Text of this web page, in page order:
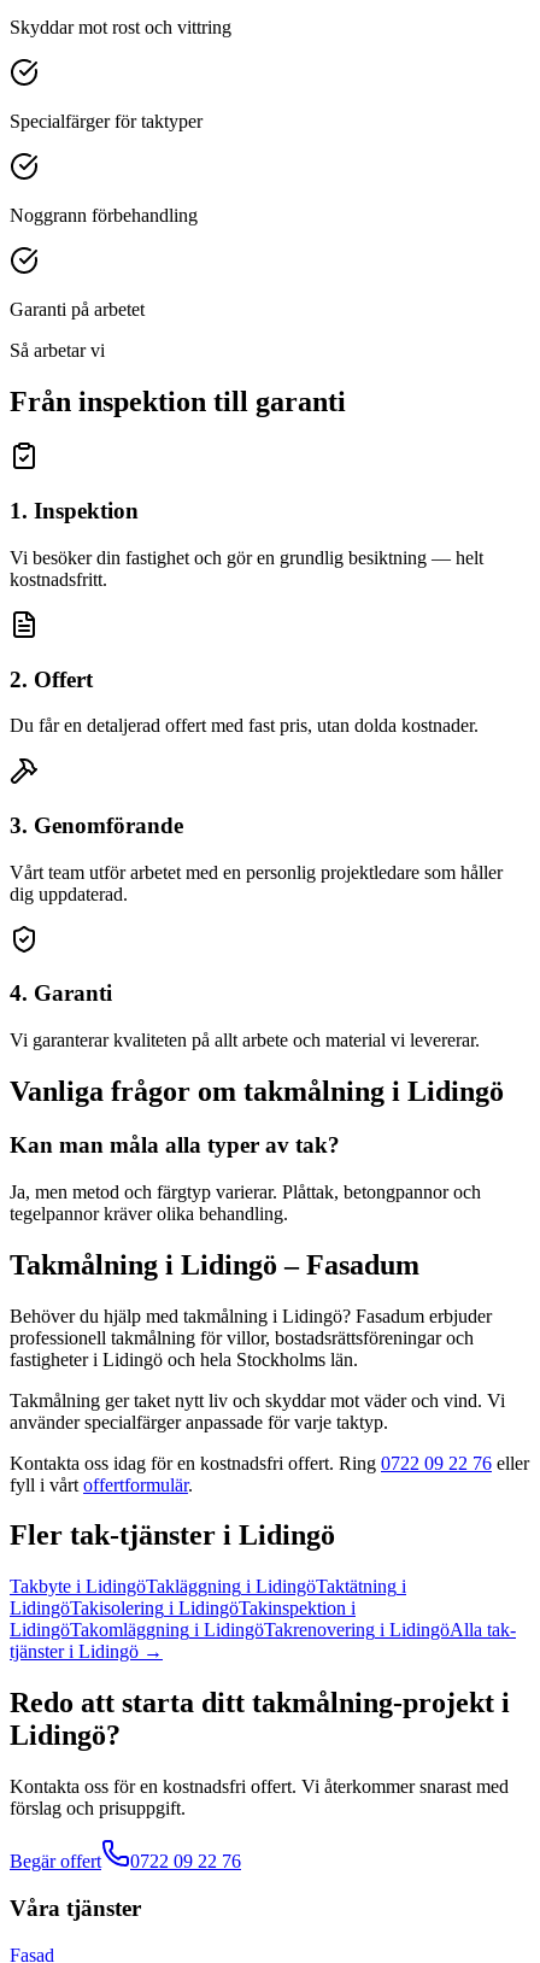
Skyddar mot rost och vittring
Specialfärger för taktyper
Noggrann förbehandling
Garanti på arbetet
Så arbetar vi
Från inspektion till garanti
1. Inspektion
Vi besöker din fastighet och gör en grundlig besiktning — helt
kostnadsfritt.
2. Offert
Du får en detaljerad offert med fast pris, utan dolda kostnader.
3. Genomförande
Vårt team utför arbetet med en personlig projektledare som håller
dig uppdaterad.
4. Garanti
Vi garanterar kvaliteten på allt arbete och material vi levererar.
Vanliga frågor om takmålning i Lidingö
Kan man måla alla typer av tak?
Ja, men metod och färgtyp varierar. Plåttak, betongpannor och
tegelpannor kräver olika behandling.
Takmålning i Lidingö – Fasadum
Behöver du hjälp med takmålning i Lidingö? Fasadum erbjuder
professionell takmålning för villor, bostadsrättsföreningar och
fastigheteri Lidingö och hela Stockholms län.
Takmålning ger taket nytt liv och skyddar mot väder och vind. Vi
använder specialfärger anpassade för varje taktyp.
Kontakta oss idag för en kostnadsfri offert. Ring 0722 09 22 76 eller
fyll i vårt offertformulär.
Fler tak-tjänster i Lidingö
Takbyte i LidingöTakläggning i LidingöTaktätning i
LidingöTakisolering i LidingöTakinspektion i
LidingöTakomläggning i LidingöTakrenovering i LidingöAlla tak-
tjänsteri Lidingö →
Redo att starta ditt takmålning-projekt i
Lidingö?
Kontakta oss för en kostnadsfri offert. Vi återkommer snarast med
förslag och prisuppgift.
Begär offert 0722 09 22 76
Våra tjänster
Fasad